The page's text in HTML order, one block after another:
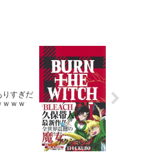
りすぎだ
ｗｗ